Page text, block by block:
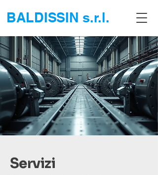
BALDISSIN s.r.l.
Servizi